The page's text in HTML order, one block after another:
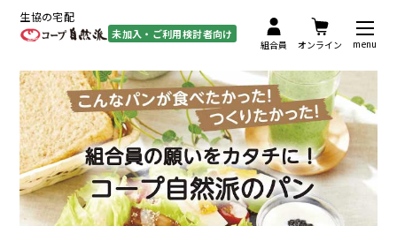
組合員 オンライン menu
生協の宅配
未加入・ご利用検討者向け